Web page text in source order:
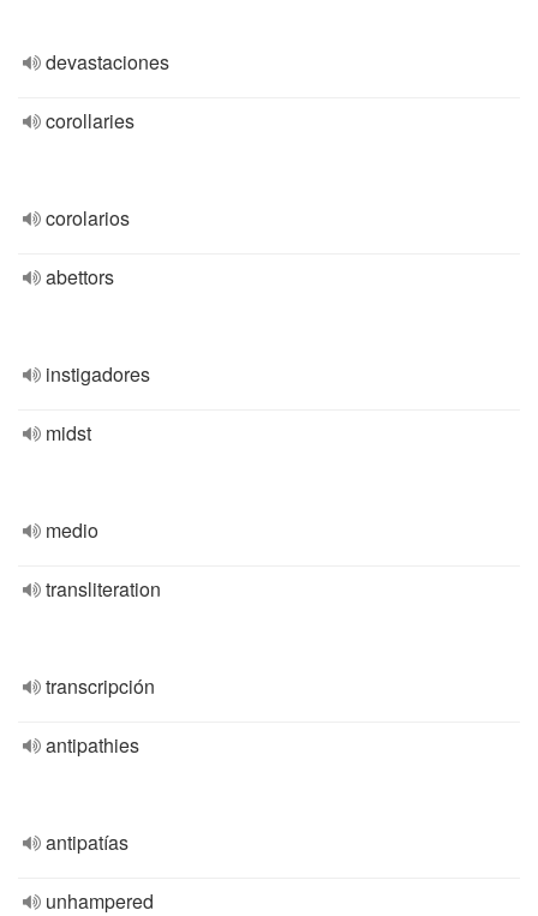
devastaciones
corollaries
corolarios
abettors
instigadores
midst
medio
transliteration
transcripción
antipathies
antipatías
unhampered